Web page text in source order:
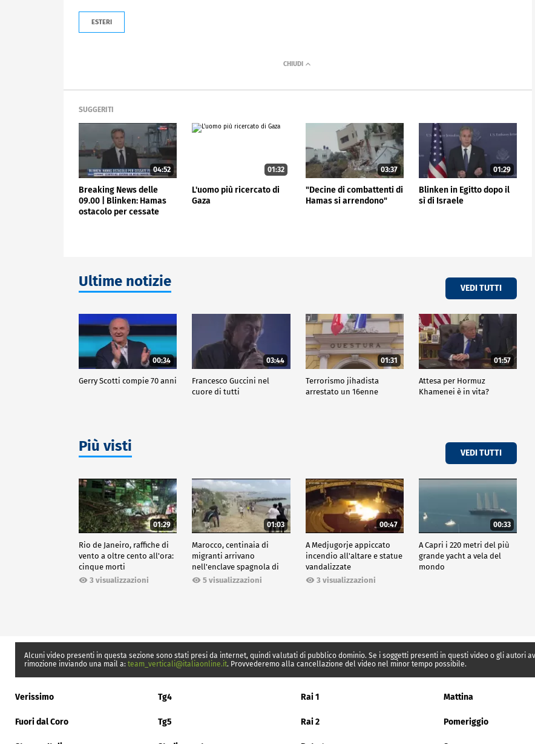
ESTERI
SUGGERITI
04:52
Breaking News delle
09.00 | Blinken: Hamas
ostacolo per cessate
01:32
L'uomo più ricercato di
Gaza
03:37
"Decine di combattenti di
Hamas si arrendono"
01:29
Blinken in Egitto dopo il
sì di Israele
Ultime notizie VEDI TUTTI
00:34
Gerry Scotti compie 70 anni
03:44
Francesco Guccini nel
cuore di tutti
01:31
Terrorismo jihadista
arrestato un 16enne
01:57
Attesa per Hormuz
Khamenei è in vita?
Più visti VEDI TUTTI
01:29
Rio de Janeiro, raffiche di
vento a oltre cento all'ora:
cinque morti
3 visualizzazioni
01:03
Marocco, centinaia di
migranti arrivano
nell'enclave spagnola di
Ceuta5 visualizzazioni
00:47
A Medjugorje appiccato
incendio all'altare e statue
vandalizzate
3 visualizzazioni
00:33
A Capri i 220 metri del più
grande yacht a vela del
mondo
Alcuni video presenti in questa sezione sono stati presi da internet, quindi valutati di pubblico dominio. Se i soggetti presenti in questi video o gli
rimozione inviando una mail a: team_verticali@italiaonline.it. Provvederemo alla cancellazione del video nel minor tempo possibile.
Verissimo Tg4 Rai 1 Mattina
Fuori dal Coro Tg5 Rai 2 Pomeriggio